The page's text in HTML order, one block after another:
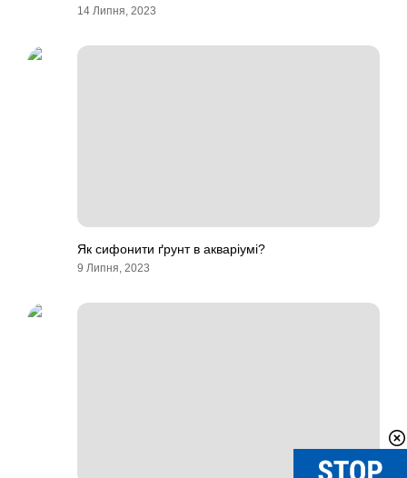
14 Липня, 2023
Як сифонити ґрунт в акваріумі?
9 Липня, 2023